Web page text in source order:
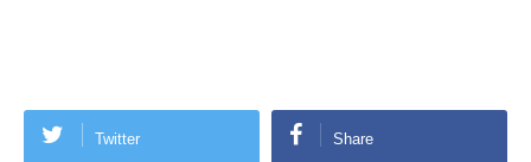
Twitter Share